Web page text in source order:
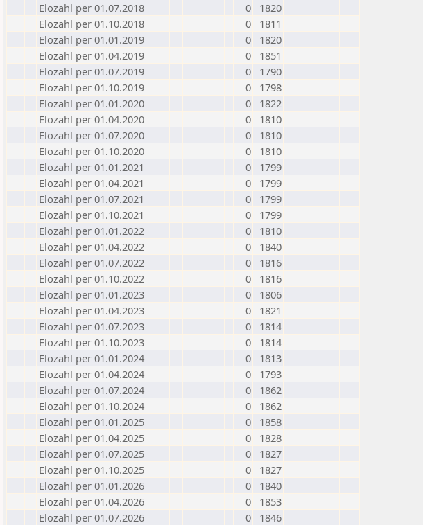
Elozahl per 01.07.2018
0
1820
Elozahl per 01.10.2018
0
1811
Elozahl per 01.01.2019
0
1820
Elozahl per 01.04.2019
0
1851
Elozahl per 01.07.2019
0
1790
Elozahl per 01.10.2019
0
1798
Elozahl per 01.01.2020
0
1822
Elozahl per 01.04.2020
0
1810
Elozahl per 01.07.2020
0
1810
Elozahl per 01.10.2020
0
1810
Elozahl per 01.01.2021
0
1799
Elozahl per 01.04.2021
0
1799
Elozahl per 01.07.2021
0
1799
Elozahl per 01.10.2021
0
1799
Elozahl per 01.01.2022
0
1810
Elozahl per 01.04.2022
0
1840
Elozahl per 01.07.2022
0
1816
Elozahl per 01.10.2022
0
1816
Elozahl per 01.01.2023
0
1806
Elozahl per 01.04.2023
0
1821
Elozahl per 01.07.2023
0
1814
Elozahl per 01.10.2023
0
1814
Elozahl per 01.01.2024
0
1813
Elozahl per 01.04.2024
0
1793
Elozahl per 01.07.2024
0
1862
Elozahl per 01.10.2024
0
1862
Elozahl per 01.01.2025
0
1858
Elozahl per 01.04.2025
0
1828
Elozahl per 01.07.2025
0
1827
Elozahl per 01.10.2025
0
1827
Elozahl per 01.01.2026
0
1840
Elozahl per 01.04.2026
0
1853
Elozahl per 01.07.2026
0 1846